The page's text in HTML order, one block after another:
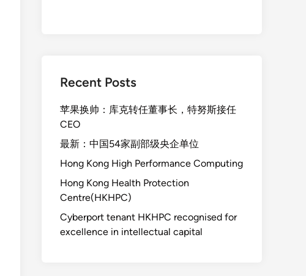
Recent Posts
苹果换帅：库克转任董事长，特努斯接任
CEO
最新：中国54家副部级央企单位
Hong Kong High Performance Computing
Hong Kong Health Protection
Centre(HKHPC)
Cyberport tenant HKHPC recognised for
excellence in intellectual capital